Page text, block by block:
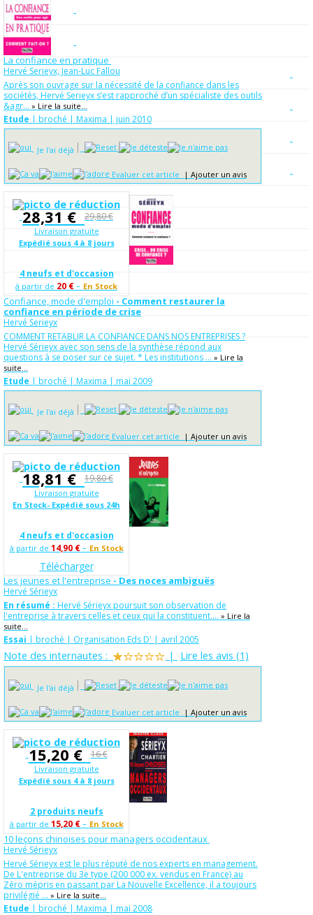
La confiance en pratique
Hervé Serieyx, Jean-Luc Fallou
Après son ouvrage sur la nécessité de la confiance dans les
sociétés, Hervé Serieyx s’est rapproché d’un spécialiste des outils
&agr... » Lire la suite...
Etude | broché | Maxima | juin 2010
Je l'ai déjà
Evaluer cet article | Ajouter un avis
28,31 € 29,80 €
Livraison gratuite
Expédié sous 4 à 8 jours
4 neufs et d'occasion
à partir de 20 € - En Stock
Confiance, mode d'emploi - Comment restaurer la
confiance en période de crise
Hervé Serieyx
COMMENT RETABLIR LA CONFIANCE DANS NOS ENTREPRISES ?
Hervé Sérieyx avec son sens de la synthèse répond aux
questions à se poser sur ce sujet. * Les institutions ... » Lire la
suite...
Etude | broché | Maxima | mai 2009
Je l'ai déjà
Evaluer cet article | Ajouter un avis
18,81 € 19,80 €
Livraison gratuite
En Stock- Expédié sous 24h
4 neufs et d'occasion
à partir de 14,90 € - En Stock
Télécharger
Les jeunes et l'entreprise - Des noces ambiguës
Hervé Sérieyx
En résumé : Hervé Sérieyx poursuit son observation de
l'entreprise à travers celles et ceux qui la constituent.... » Lire la
suite...
Essai | broché | Organisation Eds D' | avril 2005
Note des internautes : | Lire les avis (1)
Je l'ai déjà
Evaluer cet article | Ajouter un avis
15,20 € 16 €
Livraison gratuite
Expédié sous 4 à 8 jours
2 produits neufs
à partir de 15,20 € - En Stock
10 leçons chinoises pour managers occidentaux
Hervé Sérieyx
Hervé Sérieyx est le plus réputé de nos experts en management.
De L'entreprise du 3e type (200 000 ex. vendus en France) au
Zéro mépris en passant par La Nouvelle Excellence, il a toujours
privilégié ... » Lire la suite...
Etude | broché | Maxima | mai 2008